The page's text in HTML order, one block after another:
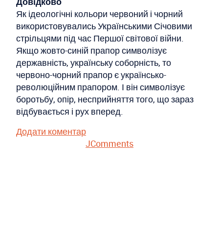
Як ідеологічні кольори червоний і чорний
використовувались Українськими Січовими
стрільцями під час Першої світової війни.
Якщо жовто-синій прапор символізує
державність, українську соборність, то
червоно-чорний прапор є українсько-
революційним прапором. І він символізує
боротьбу, опір, несприйняття того, що зараз
відбувається і рух вперед.
Додати коментар
JComments